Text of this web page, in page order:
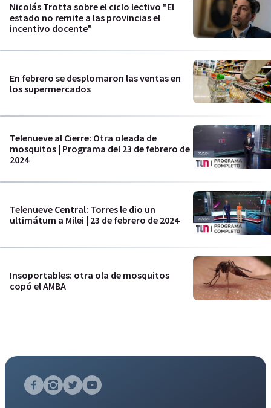
Nicolás Trotta sobre el ciclo lectivo "El
estado no remite a las provincias el
incentivo docente"
En febrero se desplomaron las ventas en
los supermercados
Telenueve al Cierre: Otra oleada de
mosquitos | Programa del 23 de febrero de
2024
Telenueve Central: Torres le dio un
ultimátum a Milei | 23 de febrero de 2024
Insoportables: otra ola de mosquitos
copó el AMBA